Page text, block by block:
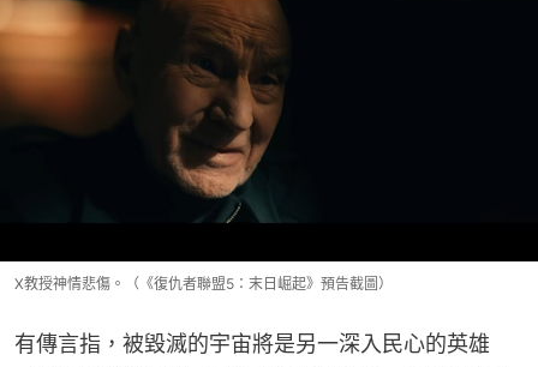
X教授神情悲傷。（《復仇者聯盟5：末日崛起》預告截圖）
有傳言指，被毀滅的宇宙將是另一深入民心的英雄